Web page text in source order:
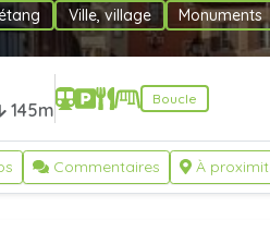
Ville, village Monuments
145m
Boucle
Commentaires À